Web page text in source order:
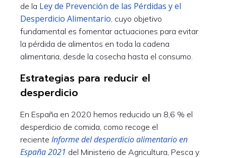
de la Ley de Prevención de las Pérdidas y el
Desperdicio Alimentario, cuyo objetivo
fundamental es fomentar actuaciones para evitar
la pérdida de alimentos en toda la cadena
alimentaria, desde la cosecha hasta el consumo.
Estrategias para reducir el
desperdicio
En España en 2020 hemos reducido un 8,6 % el
desperdicio de comida, como recoge el
reciente Informe del desperdicio alimentario en
España 2021 del Ministerio de Agricultura, Pesca y